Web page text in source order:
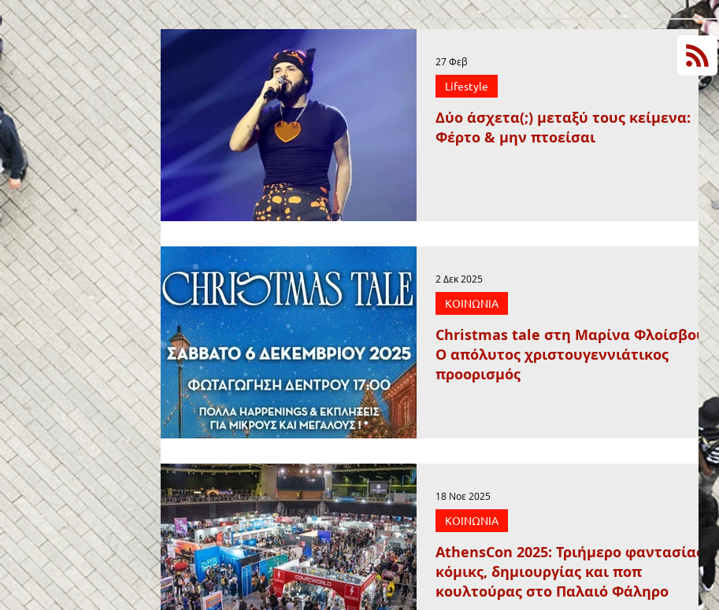
Δύο άσχετα(;) μεταξύ τους κείμενα:
Φέρτο & μην πτοείσαι
Lifestyle
27 Φεβ
Christmas tale στη Μαρίνα Φλοίσβου:
Ο απόλυτος χριστουγεννιάτικος
προορισμός
ΚΟΙΝΩΝΙΑ
2 Δεκ 2025
AthensCon 2025: Τριήμερο φαντασίας,
κόμικς, δημιουργίας και ποπ
κουλτούρας στο Παλαιό Φάληρο
ΚΟΙΝΩΝΙΑ
18 Νοε 2025